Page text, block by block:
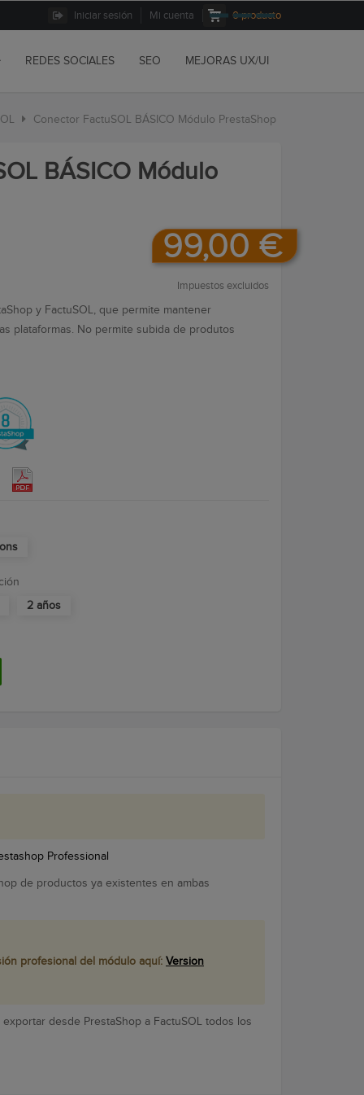
Iniciar sesión Mi cuenta 0producto
REDES SOCIALES SEO MEJORAS UX/UI
Conector FactuSOL BÁSICO Módulo PrestaShop
BÁSICO Módulo
99,00 €
Impuestos excluidos
y FactuSOL, que permite mantener
plataformas. No permite subida de produtos
2 años
Professional
de productos ya existentes en ambas
profesional del módulo aquí: Version
desde PrestaShop a FactuSOL todos los